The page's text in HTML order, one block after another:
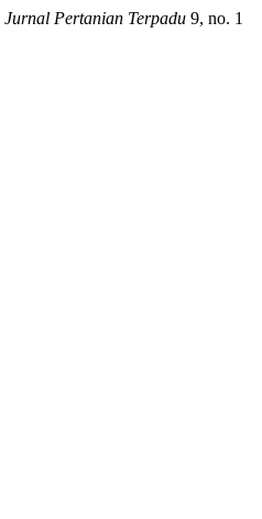
Jurnal Pertanian Terpadu 9, no. 1